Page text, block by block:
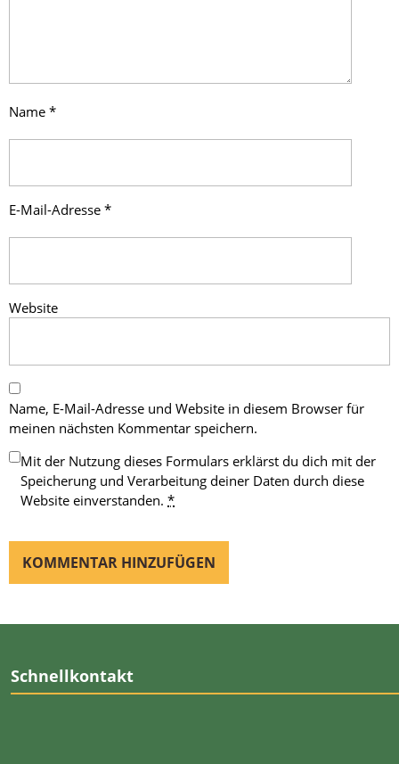
Name *
E-Mail-Adresse *
Website
Name, E-Mail-Adresse und Website in diesem Browser für
meinen nächsten Kommentar speichern.
Mit der Nutzung dieses Formulars erklärst du dich mit der
Speicherung und Verarbeitung deiner Daten durch diese
Website einverstanden. *
Schnellkontakt